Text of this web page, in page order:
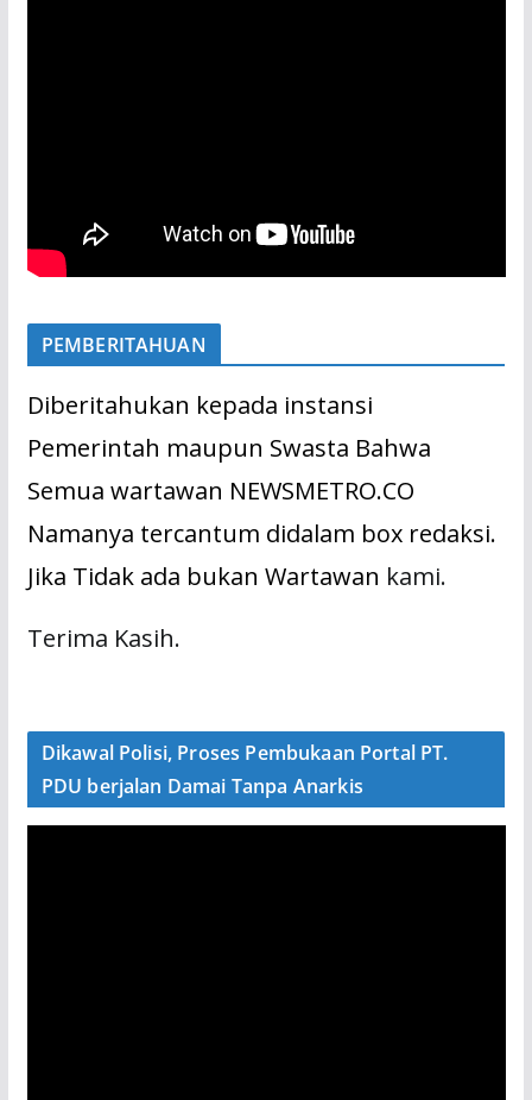
PEMBERITAHUAN
Diberitahukan kepada instansi
Pemerintah maupun Swasta Bahwa
Semua wartawan NEWSMETRO.CO
Namanya tercantum didalam box redaksi.
Jika Tidak ada bukan Wartawan kami.
Terima Kasih.
Dikawal Polisi, Proses Pembukaan Portal PT.
PDU berjalan Damai Tanpa Anarkis